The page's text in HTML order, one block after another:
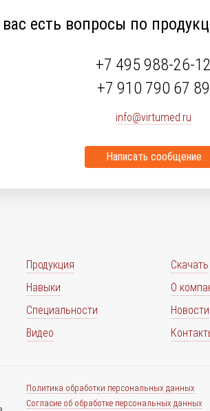
есть вопросы по
+7 495 988-26-12
+7 910 790 67 89
info@virtumed.ru
Написать сообщение
Продукция
Навыки
Специальности
Видео
Скачать
О
Новости
Политика обработки персональных данных
Согласие об обработке персональных данных